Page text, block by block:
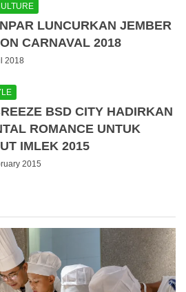
LUNCURKAN JEMBER
CARNAVAL 2018
2018
BSD CITY HADIRKAN
ROMANCE UNTUK
IMLEK 2015
2015